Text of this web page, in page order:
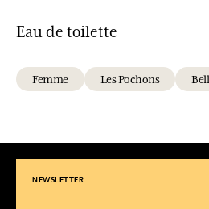
Eau de toilette
Femme Les Pochons
NEWSLETTER